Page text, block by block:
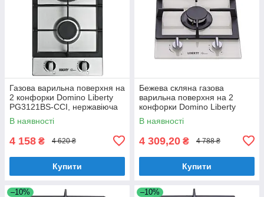
Газова варильна поверхня на
2 конфорки Domino Liberty
PG3121BS-CCI, нержавіюча
сталь, з турбо конфоркою
В наявності
4 158 ₴ 4 620 ₴
Купити
Бежева скляна газова
варильна поверхня на 2
конфорки Domino Liberty
PG3121BG-CCAV, бежеве
скло
В наявності
4 309,20 ₴ 4 788 ₴
Купити
–10% –10%